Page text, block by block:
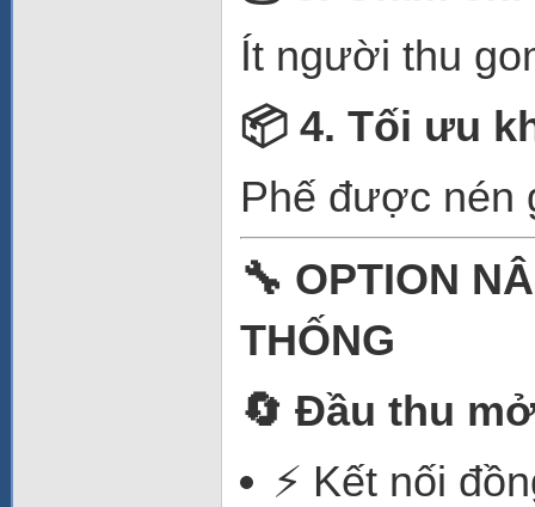
Ít người thu
📦 4. Tối ưu
Phế được nén
🔧 OPTION
THỐNG
🔄 Đầu thu
⚡ Kết nối